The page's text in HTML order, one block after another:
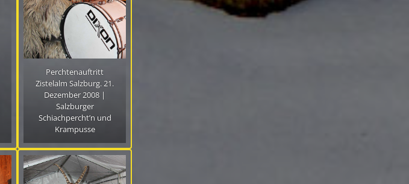
Perchtenauftritt
Zistelalm Salzburg. 21.
Dezember 2008 |
Salzburger
Schiachpercht’n und
Krampusse